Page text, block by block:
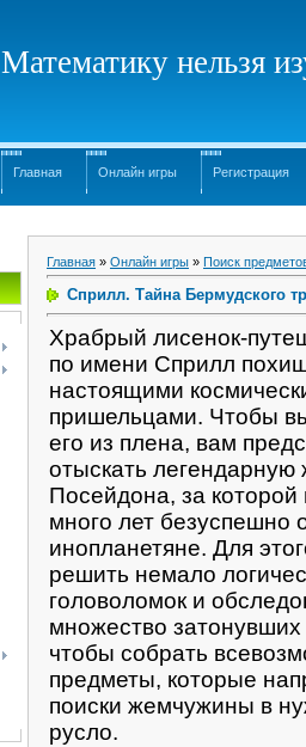
Математику нельзя
Главная Онлайн игры Регистрация
Главная » Онлайн игры » Поиск
Сприлл. Тайна Бермудского
Храбрый лисенок-
по имени Сприлл
настоящими
пришельцами. Чтобы
его из плена, вам
отыскать
Посейдона, за которой
много лет безуспешно
инопланетяне. Для
решить немало
головоломок и
множество затонувших
чтобы собрать
предметы, которые
поиски жемчужины в
русло.